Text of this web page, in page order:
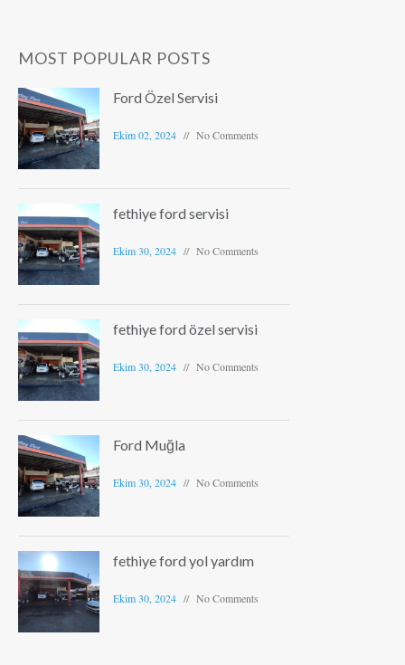
MOST POPULAR POSTS
Ford Özel Servisi
Ekim 02, 2024 No Comments
fethiye ford servisi
Ekim 30, 2024 No Comments
fethiye ford özel servisi
Ekim 30, 2024 No Comments
Ford Muğla
Ekim 30, 2024 No Comments
fethiye ford yol yardım
Ekim 30, 2024 No Comments